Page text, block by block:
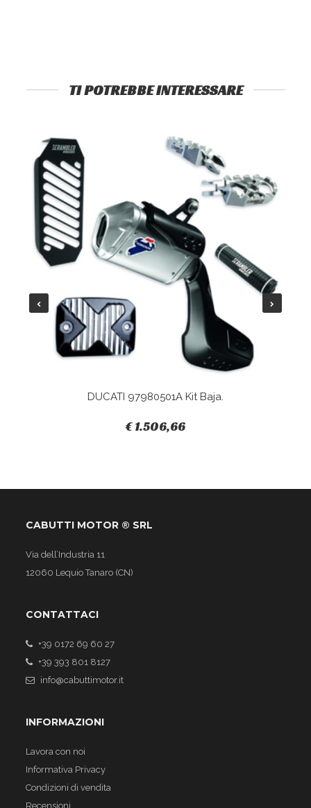
TI POTREBBE INTERESSARE
DUCATI 97980501A Kit Baja.
€ 1.506,66
CABUTTI MOTOR ® SRL
Via dell’Industria 11
12060 Lequio Tanaro (CN)
CONTATTACI
+39 0172 69 60 27
+39 393 801 8127
info@cabuttimotor.it
INFORMAZIONI
Lavora con noi
Informativa Privacy
Condizioni di vendita
Recensioni